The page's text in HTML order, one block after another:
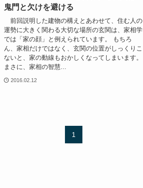
鬼門と欠けを避ける
前回説明した建物の構えとあわせて、住む人の
運勢に大きく関わる大切な場所の玄関は、家相学
では「家の顔」と例えられています。 もちろ
ん、家相だけではなく、玄関の位置がしっくりこ
ないと、家の動線もおかしくなってしまいます。
まさに、家相の智慧...
2016.02.12
1